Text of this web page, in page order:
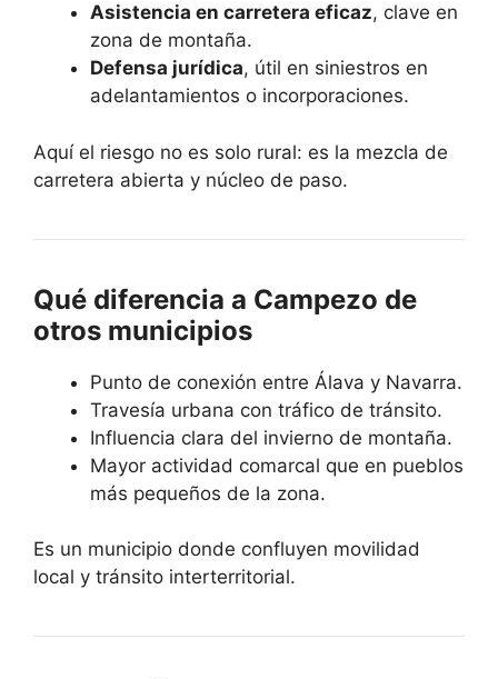
Asistencia en carretera eficaz, clave en
zona de montaña.
Defensa jurídica, útil en siniestros en
adelantamientos o incorporaciones.
Aquí el riesgo no es solo rural: es la mezcla de
carretera abierta y núcleo de paso.
Qué diferencia a Campezo de
otros municipios
Punto de conexión entre Álava y Navarra.
Travesía urbana con tráfico de tránsito.
Influencia clara del invierno de montaña.
Mayor actividad comarcal que en pueblos
más pequeños de la zona.
Es un municipio donde confluyen movilidad
local y tránsito interterritorial.